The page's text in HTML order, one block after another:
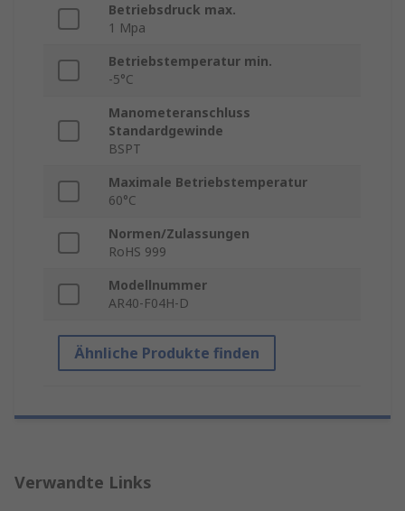
Betriebsdruck max.
1 Mpa
Betriebstemperatur min.
-5°C
Manometeranschluss
Standardgewinde
BSPT
Maximale Betriebstemperatur
60°C
Normen/Zulassungen
RoHS 999
Modellnummer
AR40-F04H-D
Ähnliche Produkte finden
Verwandte Links